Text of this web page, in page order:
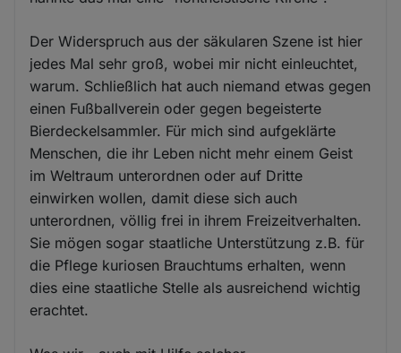
Der Widerspruch aus der säkularen Szene ist hier
jedes Mal sehr groß, wobei mir nicht einleuchtet,
warum. Schließlich hat auch niemand etwas gegen
einen Fußballverein oder gegen begeisterte
Bierdeckelsammler. Für mich sind aufgeklärte
Menschen, die ihr Leben nicht mehr einem Geist
im Weltraum unterordnen oder auf Dritte
einwirken wollen, damit diese sich auch
unterordnen, völlig frei in ihrem Freizeitverhalten.
Sie mögen sogar staatliche Unterstützung z.B. für
die Pflege kuriosen Brauchtums erhalten, wenn
dies eine staatliche Stelle als ausreichend wichtig
erachtet.